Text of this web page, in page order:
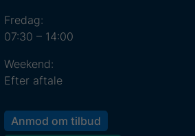
Fredag:
07:30 – 14:00
Weekend:
Efter aftale
Anmod om tilbud